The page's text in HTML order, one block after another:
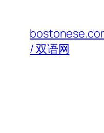
content/ 双语网